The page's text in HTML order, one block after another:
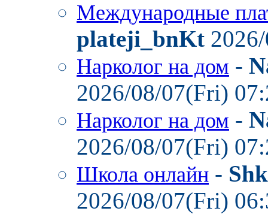
Международные
plateji_bnKt
Нарколог на дом -
2026/08/07(Fri)
Нарколог на дом -
2026/08/07(Fri)
Школа онлайн -
2026/08/07(Fri)